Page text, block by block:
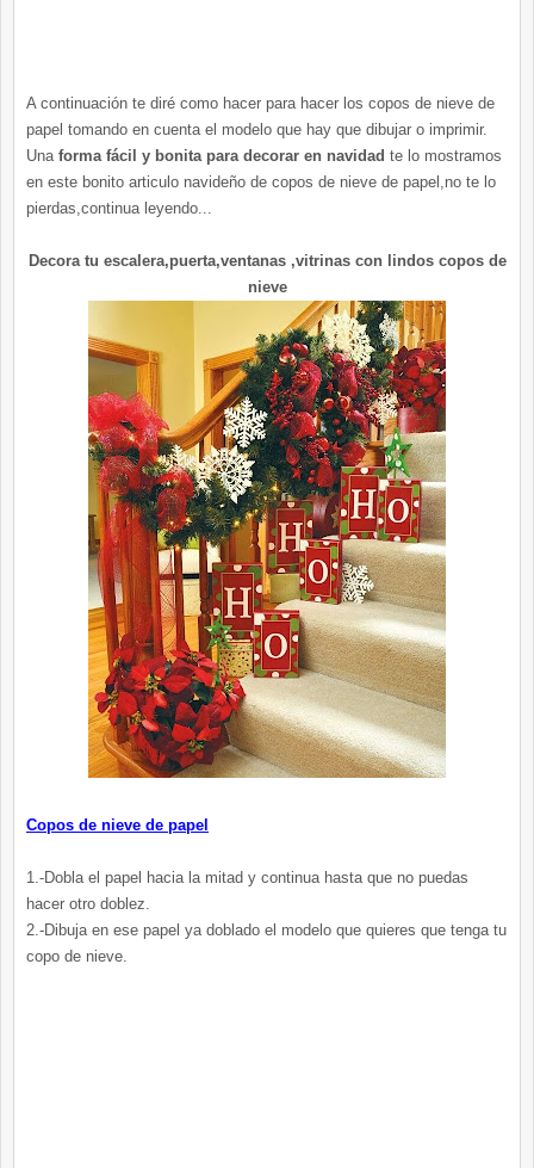
A continuación te diré como hacer para hacer los copos de nieve de
papel tomando en cuenta el modelo que hay que dibujar o imprimir.
Una forma fácil y bonita para decorar en navidad te lo mostramos
en este bonito articulo navideño de copos de nieve de papel,no te lo
pierdas,continua leyendo...
Decora tu escalera,puerta,ventanas ,vitrinas con lindos copos de
nieve
Copos de nieve de papel
1.-Dobla el papel hacia la mitad y continua hasta que no puedas
hacer otro doblez.
2.-Dibuja en ese papel ya doblado el modelo que quieres que tenga tu
copo de nieve.